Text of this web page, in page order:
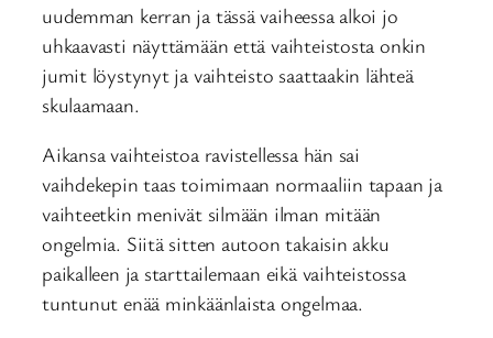
uudemman kerran ja tässä vaiheessa alkoi jo
uhkaavasti näyttämään että vaihteistosta onkin
jumit löystynyt ja vaihteisto saattaakin lähteä
skulaamaan.
Aikansa vaihteistoa ravistellessa hän sai
vaihdekepin taas toimimaan normaaliin tapaan ja
vaihteetkin menivät silmään ilman mitään
ongelmia. Siitä sitten autoon takaisin akku
paikalleen ja starttailemaan eikä vaihteistossa
tuntunut enää minkäänlaista ongelmaa.